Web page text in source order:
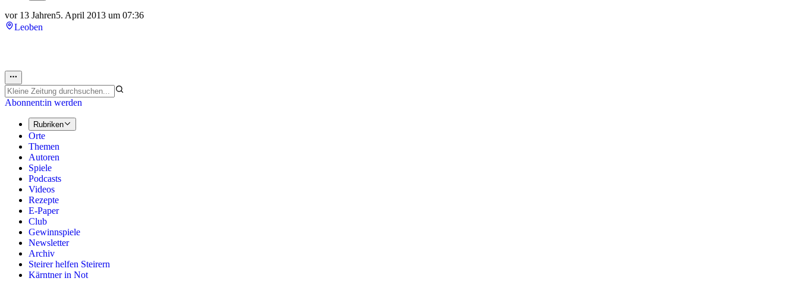
vor 13 Jahren5. April 2013 um 07:36
Leoben
Abonnent:in werden
Rubriken
Orte
Themen
Autoren
Spiele
Podcasts
Videos
Rezepte
E-Paper
Club
Gewinnspiele
Newsletter
Archiv
Steirer helfen Steirern
Kärntner in Not